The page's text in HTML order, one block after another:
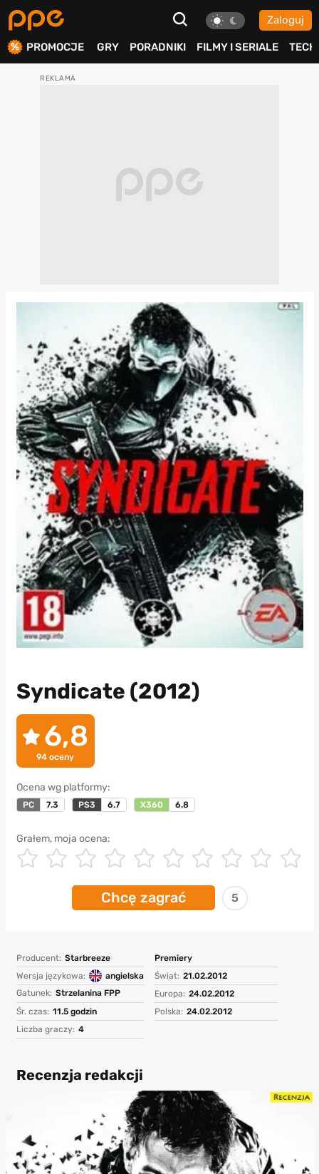
Zaloguj
PROMOCJE GRY PORADNIKI FILMY I SERIALE TECH
Syndicate (2012)
6,8
94 oceny
Ocena wg platformy:
PC 7.3 PS3 6.7 X360 6.8
Grałem, moja ocena:
Chcę zagrać 5
Producent: Starbreeze
Wersja językowa:
angielska
Gatunek: Strzelanina FPP
Śr. czas: 11.5 godzin
Liczba graczy: 4
Premiery
Świat: 21.02.2012
Europa: 24.02.2012
Polska: 24.02.2012
Recenzja redakcji